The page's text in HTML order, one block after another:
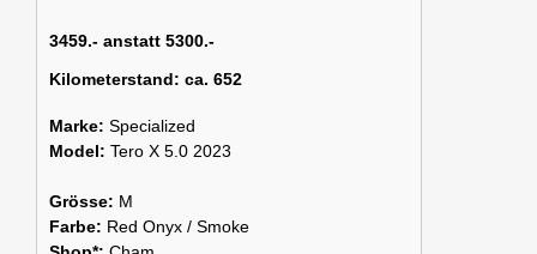
3459.- anstatt 5300.-
Kilometerstand: ca. 652
Marke: Specialized
Model: Tero X 5.0 2023
Grösse: M
Farbe: Red Onyx / Smoke